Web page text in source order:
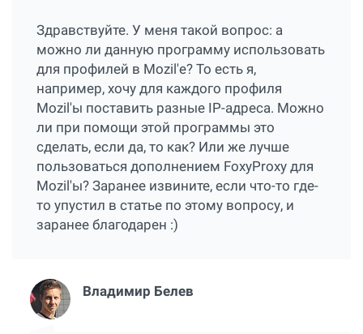
Здравствуйте. У меня такой вопрос: а
можно ли данную программу использовать
для профилей в Mozil'e? То есть я,
например, хочу для каждого профиля
Mozil'ы поставить разные IP-адреса. Можно
ли при помощи этой программы это
сделать, если да, то как? Или же лучше
пользоваться дополнением FoxyProxy для
Mozil'ы? Заранее извините, если что-то где-
то упустил в статье по этому вопросу, и
заранее благодарен :)
Владимир Белев